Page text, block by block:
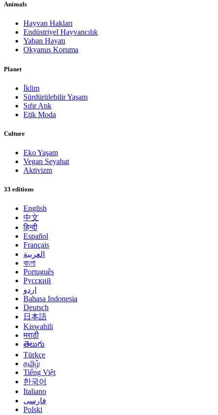
Animals
Hayvan Hakları
Endüstriyel Hayvancılık
Yaban Hayatı
Okyanus Koruma
Planet
İklim
Sürdürülebilir Yaşam
Sıfır Atık
Etik Moda
Culture
Eko Yaşam
Vegan Seyahat
Aktivizm
33 editions
English
中文
हिन्दी
Español
Français
العربية
বাংলা
Português
Русский
اردو
Bahasa Indonesia
Deutsch
日本語
Kiswahili
मराठी
తెలుగు
Türkçe
தமிழ்
Tiếng Việt
한국어
Italiano
فارسی
Polski